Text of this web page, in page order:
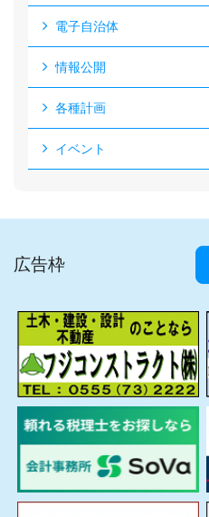
電子自治体
情報公開
各種計画
イベント
広告枠